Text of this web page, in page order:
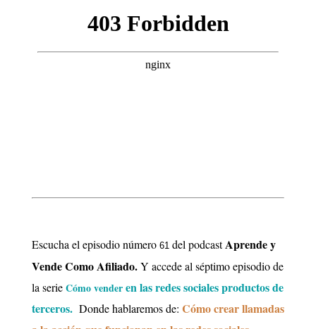
Escucha el episodio número61 del podcastAprende y
Vende Como Afiliado.Y accede al séptimo episodio de
la serie Cómo venderen las redes sociales productos de
terceros. Dondehablaremos de: Cómocrear llamadas